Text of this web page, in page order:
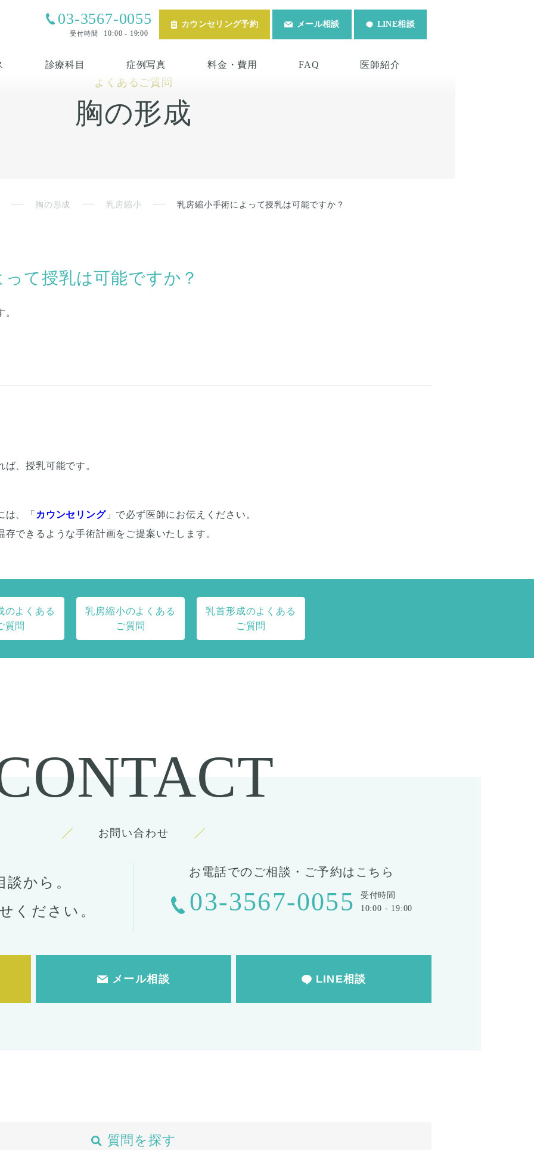
03-3567-0055
受付時間 10:00 - 19:00
カウンセリング予約 メール相談 LINE相談
診療科目 症例写真 料金・費用 FAQ 医師紹介
よくあるご質問
胸の形成
胸の形成 乳房縮小 乳房縮小手術によって授乳は可能ですか？
て授乳は可能ですか？
、授乳可能です。
は、「 カウンセリング」で必ず医師にお伝えください。
できるような手術計画をご提案いたします。
のよくある
質問
乳房縮小のよくある
ご質問
乳首形成のよくある
ご質問
お問い合わせ
から。
ください。
お電話でのご相談・ご予約はこちら
03-3567-0055
受付時間
10:00 - 19:00
メール相談 LINE相談
質問を探す